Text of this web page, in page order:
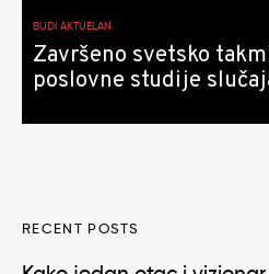
BUDI AKTUELAN
Završeno svetsko
poslovne studije
RECENT POSTS